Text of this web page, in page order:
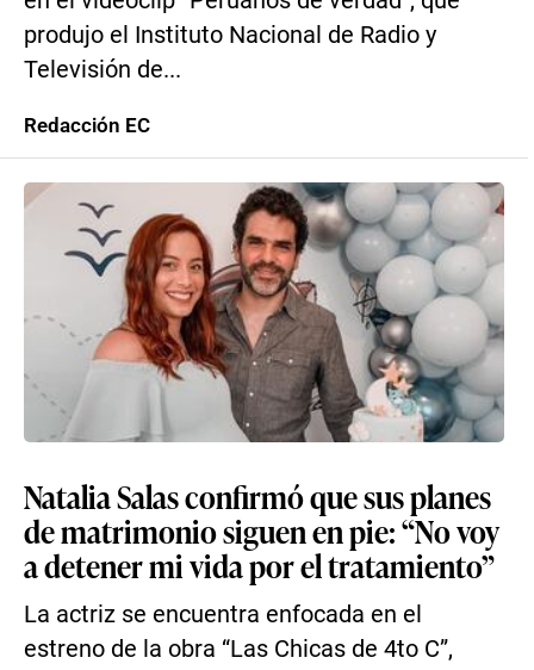
produjo el Instituto Nacional de Radio y
Televisión de...
Redacción EC
Natalia Salas confirmó que sus planes
de matrimonio siguen en pie: “No voy
a detener mi vida por el tratamiento”
La actriz se encuentra enfocada en el
estreno de la obra “Las Chicas de 4to C”,